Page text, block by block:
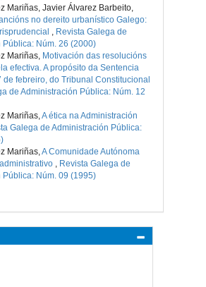
Mariñas, Javier Álvarez Barbeito,
no dereito urbanístico Galego:
Revista Galega de
Núm. 26 (2000)
Mariñas, Motivación das resolucións
efectiva. A propósito da Sentencia
de febreiro, do Tribunal Constitucional
de Administración Pública: Núm. 12
Mariñas, A ética na Administración
Galega de Administración Pública:
Mariñas, A Comunidade Autónoma
Revista Galega de
Núm. 09 (1995)